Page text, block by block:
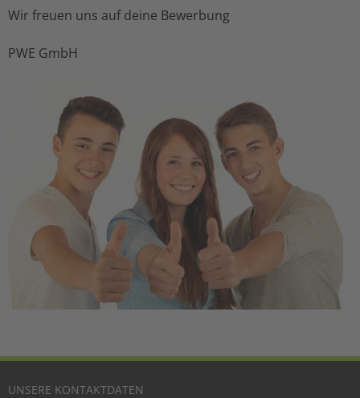
Wir freuen uns auf deine Bewerbung
PWE GmbH
UNSERE KONTAKTDATEN